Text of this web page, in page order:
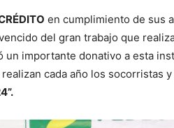
en cumplimiento de sus
del gran trabajo que
un importante donativo a esta
cada año los socorristas